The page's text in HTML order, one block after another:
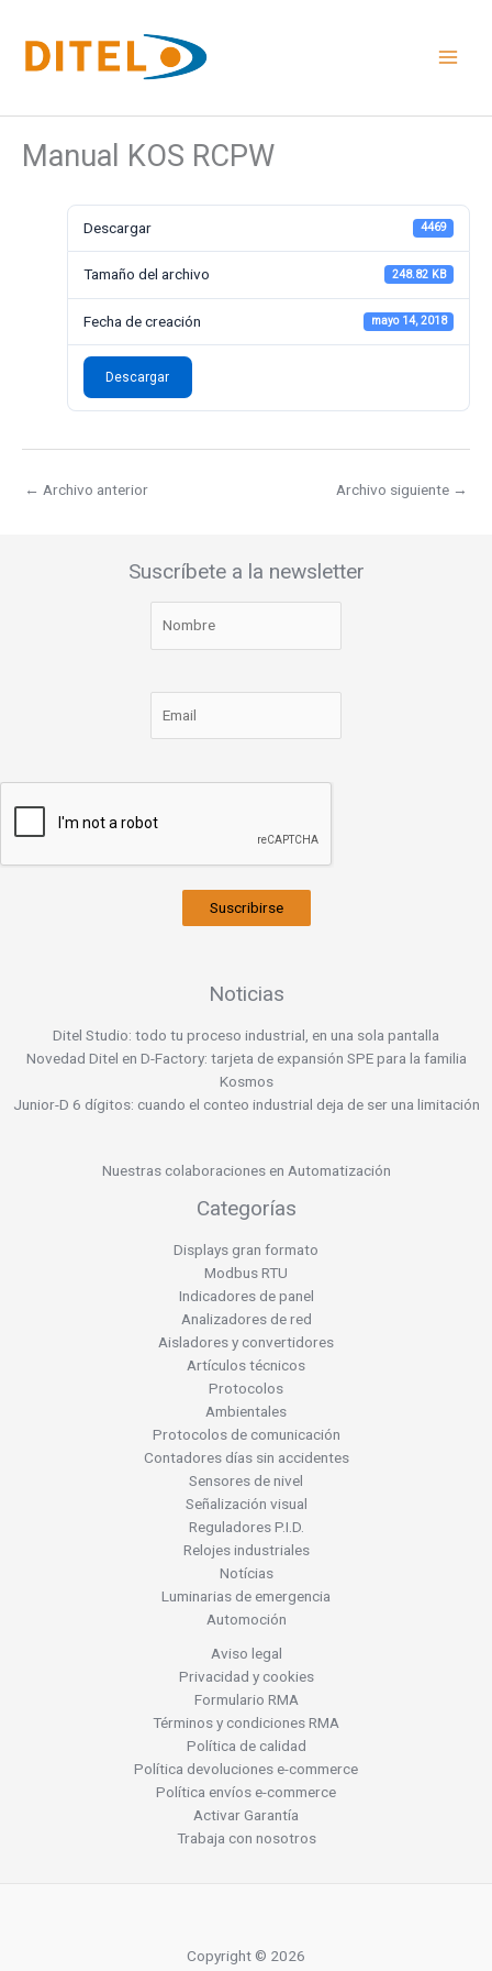
contenido
Manual KOS RCPW
Descargar 4469
Tamaño del archivo 248.82 KB
Fecha de creación mayo 14, 2018
Descargar
← Archivo anterior Archivo siguiente →
Suscríbete a la newsletter
Suscribirse
Noticias
Ditel Studio: todo tu proceso industrial, en una sola pantalla
Novedad Ditel en D-Factory: tarjeta de expansión SPE para la familia
Kosmos
Junior-D 6 dígitos: cuando el conteo industrial deja de ser una limitación
Nuestras colaboraciones en Automatización
Categorías
Displays gran formato
Modbus RTU
Indicadores de panel
Analizadores de red
Aisladores y convertidores
Artículos técnicos
Protocolos
Ambientales
Protocolos de comunicación
Contadores días sin accidentes
Sensores de nivel
Señalización visual
Reguladores P.I.D.
Relojes industriales
Notícias
Luminarias de emergencia
Automoción
Aviso legal
Privacidad y cookies
Formulario RMA
Términos y condiciones RMA
Política de calidad
Política devoluciones e-commerce
Política envíos e-commerce
Activar Garantía
Trabaja con nosotros
Copyright © 2026